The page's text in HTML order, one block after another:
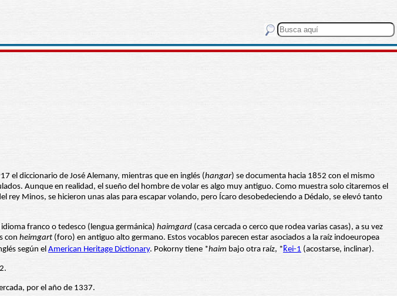
el diccionario de José Alemany, mientras que en inglés (hangar) se documenta hacia 1852 con el mismo
Aunque en realidad, el sueño del hombre de volar es algo muy antiguo. Como muestra solo citaremos el
rey Minos, se hicieron unas alas para escapar volando, pero Ícaro desobedeciendo a Dédalo, se elevó tanto
franco o tedesco (lengua germánica) haimgard (casa cercada o cerco que rodea varias casas), a su vez
con heimgart (foro) en antiguo alto germano. Estos vocablos parecen estar asociados a la raíz indoeuropea
según el American Heritage Dictionary. Pokorny tiene *haim bajo otra raíz, *k̂ei-1 (acostarse, inclinar).
por el año de 1337.